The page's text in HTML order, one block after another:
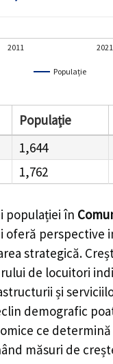
Populație
2011 2021
Populație
1,644
1,762
populației în
oferă perspective
strategică.
de locuitori
și
demografic
ce
măsuri de